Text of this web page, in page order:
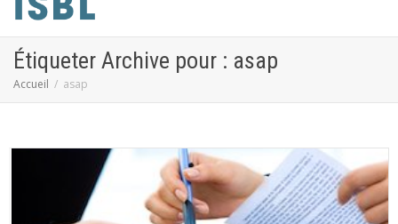
Étiqueter Archive pour : asap
Accueil asap